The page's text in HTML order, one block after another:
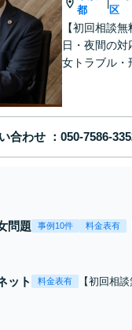
都
区
【初回相談
日・夜間の
女トラブル・
合わせ
問題 事例10件 料金表有
ット 料金表有
【初回相